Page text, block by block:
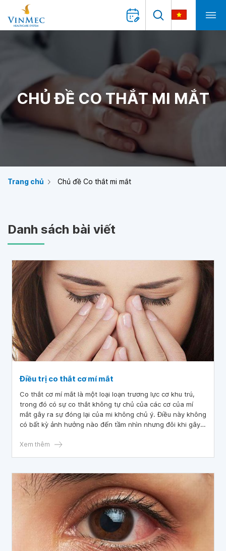
CHỦ ĐỀ CO THẮT MI MẮT
Trang chủ Chủ đề Co thắt mi mắt
Danh sách bài viết
Điều trị co thắt cơ mí mắt
Co thắt cơ mí mắt là một loại loạn trương lực cơ khu trú,
trong đó có sự co thắt không tự chủ của các cơ của mí
mắt gây ra sự đóng lại của mi không chủ ý. Điều này không
có bất kỳ ảnh hưởng nào đến tầm nhìn nhưng đôi khi gây
Do đó, vấn đề điều trị co thắt cơ mí mắt cần được đặt ra
Xem thêm